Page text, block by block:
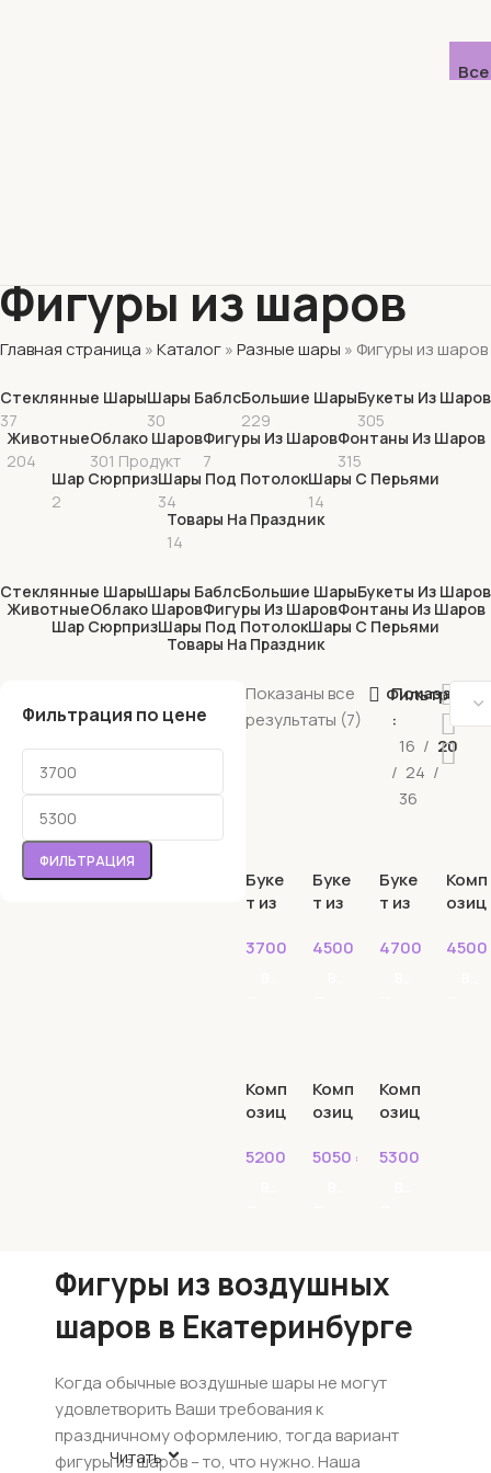
Фигуры из шаров
Главная страница »Каталог»Разные шары » Фигуры из шаров
Стеклянные Шары
37
Шары Баблс
30
Большие Шары
229
Букеты Из Шаров
305
Животные
204
Облако Шаров
301 Продукт
Фигуры Из Шаров
7
Фонтаны Из Шаров
315
Шар Сюрприз
2
Шары Под Потолок
34
Шары С Перьями
14
Товары На Праздник
14
Стеклянные ШарыШары БаблсБольшие ШарыБукеты Из Шаров
ЖивотныеОблако ШаровФигуры Из ШаровФонтаны Из Шаров
Шар СюрпризШары Под ПотолокШары С Перьями
Товары На Праздник
Фильтрация по цене
ФИЛЬТРАЦИЯ
Показаны все
результаты (7)
Фильтрация
Показать
16
20
24
36
Буке
т из
в №1
3700
Буке
т из
в №2
4500
Буке
т из
в №3
4700
Комп
озиц
шаро
4500
Комп
озиц
шаро
5200
Комп
озиц
шаро
5050 ₽
Комп
озиц
шаро
5300
Фигуры из воздушных
шаров в Екатеринбурге
Когда обычные воздушные шары не могут
удовлетворить Ваши требования к
праздничному оформлению, тогда вариант
фигуры из шаров – то, что нужно. Наша
Читать